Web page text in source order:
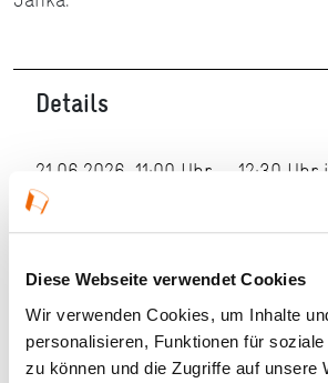
Diese Webseite verwendet Cookies
Wir verwenden Cookies, um Inhalte
personalisieren, Funktionen für
zu können und die Zugriffe auf unsere
Details
21.06.2026, 11:00 Uhr — 12:30
Main
Kosten und Anmeldung